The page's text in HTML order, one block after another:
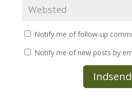
Notify me of follow-up
Notify me of new posts by